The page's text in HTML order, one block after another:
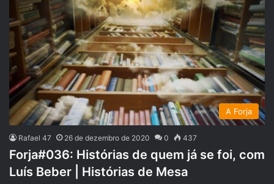
A Forja
Rafael 47 26 de dezembro de 2020 0 437
Forja#036: Histórias de quem já se foi, com
Luís Beber | Histórias de Mesa